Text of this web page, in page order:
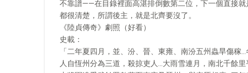
不靠譜——在目錄裡面高湛排倒數第二位，下一個直接
都很清楚，所謂後主，就是北齊要沒了。
《陸貞傳奇》劇照（好看）
史載：
「二年夏四月，並、汾、晉、東雍、南汾五州蟲旱傷
人自恆州分為三道，殺掠吏人…大雨雪連月，南北千餘